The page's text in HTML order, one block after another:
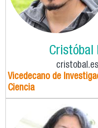
Cristóbal
Vicedecano de
Ciencia